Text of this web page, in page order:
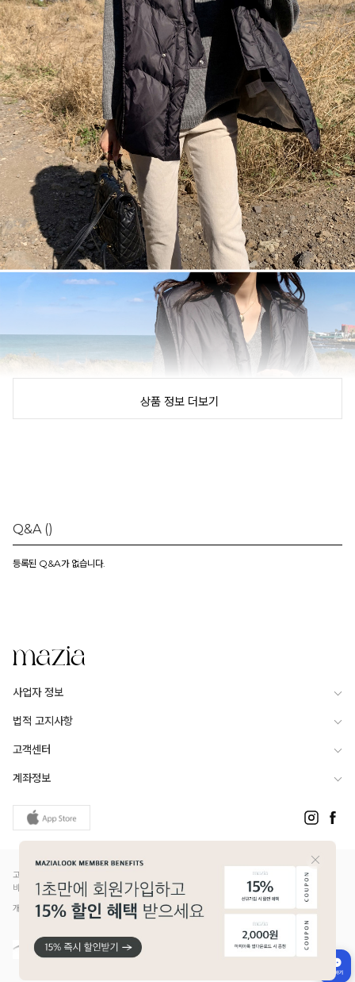
상품 정보 더보기
Q&A ()
등록된 Q&A가 없습니다.
사업자 정보
법적 고지사항
고객센터
계좌정보
고객님은 안전거래를 위해 현금 등으로 결제 시 저희 쇼핑몰에서 가입한 PG사의 구매안전서
비스를 이용하실 수 있습니다.
개인정보보호배상책임보험(Ⅱ) 가입 - 메리츠화재 증권번호 14610-1327